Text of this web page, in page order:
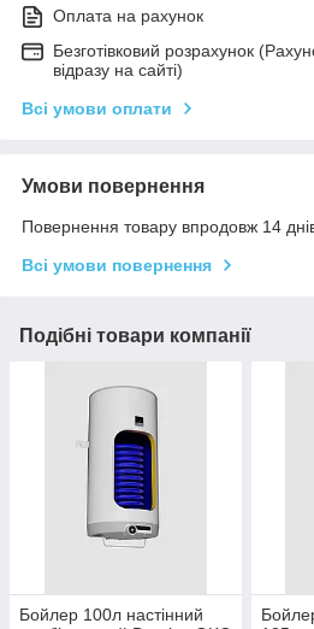
Оплата на рахунок
Безготівковий розрахунок
відразу на сайті)
Всі умови оплати
Умови повернення
Повернення товару впродовж 14
Всі умови повернення
Подібні товари компанії
Бойлер 100л настінний